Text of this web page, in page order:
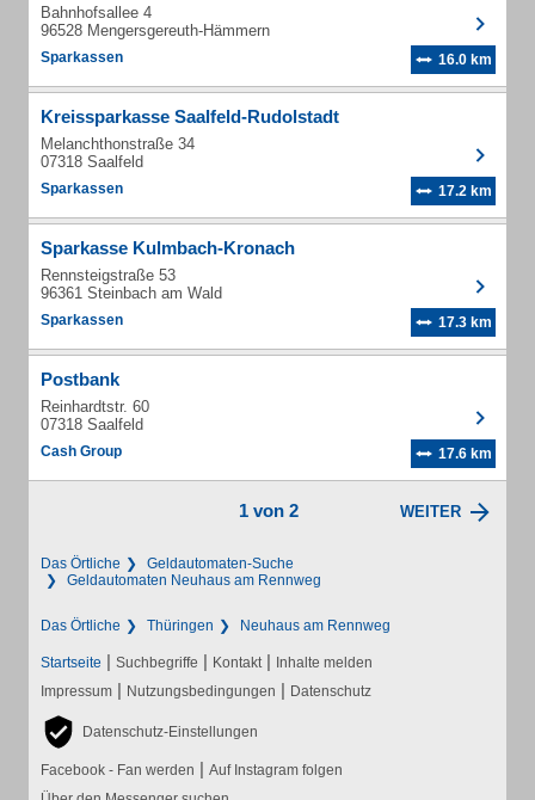
Bahnhofsallee 4
96528 Mengersgereuth-Hämmern
Sparkassen 16.0 km
Kreissparkasse Saalfeld-Rudolstadt
Melanchthonstraße 34
07318 Saalfeld
Sparkassen 17.2 km
Sparkasse Kulmbach-Kronach
Rennsteigstraße 53
96361 Steinbach am Wald
Sparkassen 17.3 km
Postbank
Reinhardtstr. 60
07318 Saalfeld
Cash Group 17.6 km
1 von 2 WEITER
Das Örtliche
Geldautomaten-Suche
Geldautomaten Neuhaus am Rennweg
Das Örtliche Thüringen Neuhaus am Rennweg
Startseite | Suchbegriffe | Kontakt | Inhalte melden
Impressum | Nutzungsbedingungen | Datenschutz
Datenschutz-Einstellungen
Facebook - Fan werden | Auf Instagram folgen